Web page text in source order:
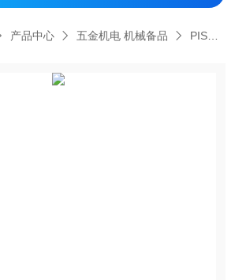
产品中心 五金机电 机械备品 PISCO日本碧铄科